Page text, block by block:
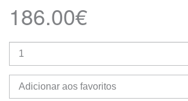
186.00€
Adicionar aos favoritos